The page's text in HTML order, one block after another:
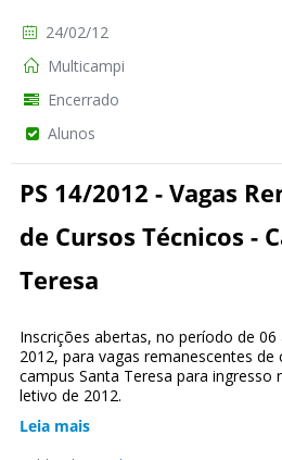
24/02/12
Multicampi
Encerrado
Alunos
PS 14/2012 - Vagas
de Cursos Técnicos -
Teresa
Inscrições abertas, no período de
2012, para vagas remanescentes de
campus Santa Teresa para ingresso
letivo de 2012.
Leia mais